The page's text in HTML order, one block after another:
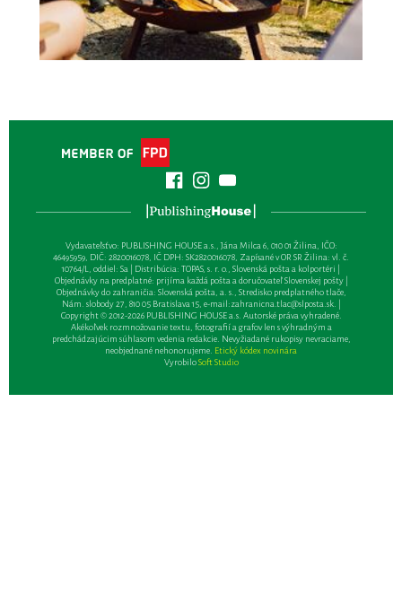
Vydavateľsťvo: PUBLISHING HOUSE a.s., Jána Milca 6, 010 01 Žilina, IČO:
46495959, DIČ: 2820016078, IČ DPH: SK2820016078, Zapísané v OR SR Žilina: vl. č.
10764/L, oddiel: Sa | Distribúcia: TOPAS, s. r. o., Slovenská pošta a kolportéri |
Objednávky na predplatné: prijíma každá pošta a doručovateľ Slovenskej pošty |
Objednávky do zahraničia: Slovenská pošta, a. s., Stredisko predplatného tlače,
Nám. slobody 27, 810 05 Bratislava 15, e-mail:zahranicna.tlac@slposta.sk. |
Copyright © 2012-2026 PUBLISHING HOUSE a.s. Autorské práva vyhradené.
Akékoľvek rozmnožovanie textu, fotografií a grafov len s výhradným a
predchádzajúcim súhlasom vedenia redakcie. Nevyžiadané rukopisy nevraciame,
neobjednané nehonorujeme. Etický kódex novinára
VyrobiloSoft Studio